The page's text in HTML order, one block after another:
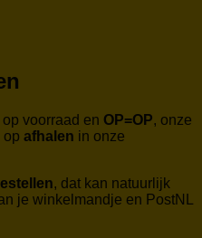
voorraad en OP=OP, onze
op afhalen in onze
, dat kan natuurlijk
je winkelmandje en PostNL